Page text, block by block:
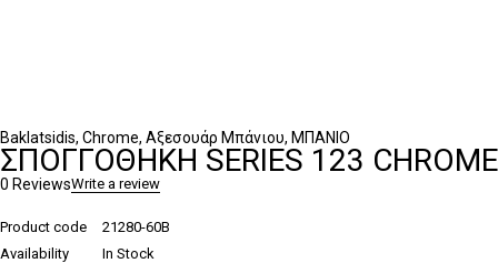
Baklatsidis, Chrome, Αξεσουάρ Μπάνιου, ΜΠΑΝΙΟ
ΣΠΟΓΓΟΘΉΚΗ SERIES 123 CHROME
0 ReviewsWrite a review
Product code
21280-60B
Availability
In Stock